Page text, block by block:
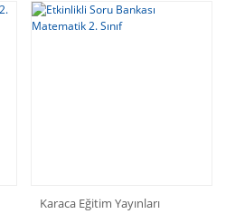
Karaca Eğitim Yayınları